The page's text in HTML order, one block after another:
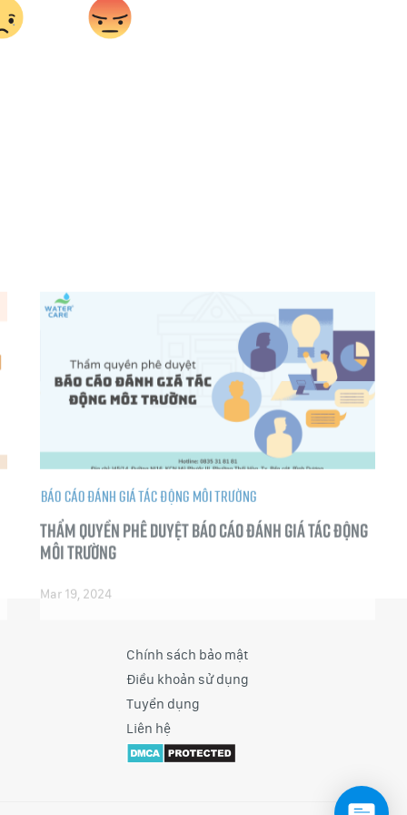
Báo cáo đánh giá tác động môi trường
Thẩm quyền phê duyệt Báo cáo đánh giá tác động
môi trường
Mar 19, 2024
Chính sách bảo mật
Điều khoản sử dụng
Tuyển dụng
Liên hệ